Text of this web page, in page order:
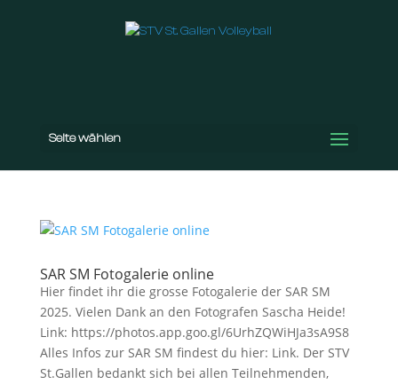
Seite wählen
SAR SM Fotogalerie online
Hier findet ihr die grosse Fotogalerie der SAR SM
2025. Vielen Dank an den Fotografen Sascha Heide!
Link: https://photos.app.goo.gl/6UrhZQWiHJa3sA9S8
Alles Infos zur SAR SM findest du hier: Link. Der STV
St.Gallen bedankt sich bei allen Teilnehmenden,